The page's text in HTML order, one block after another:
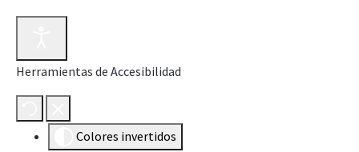
Herramientas de Accesibilidad
Colores invertidos